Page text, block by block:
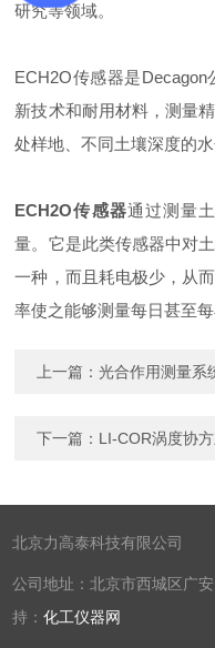
研究等领域。
ECH2O传感器是
新技术和耐用材料，测量
处样地、不同土壤深度的
ECH2O传感器通过测量
量。它是此类传感器中对
一种，而且耗电极少，从
率使之能够测量每日甚至每
上一篇：光合作用测量系
下一篇： LI-COR涡度协
北京力高泰科技有限公司
公司地址：北京市西城区广
持：化工仪器网